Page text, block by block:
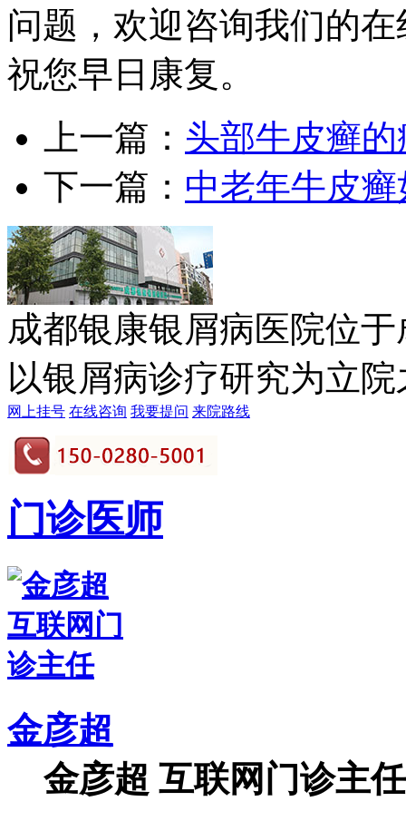
问题，欢迎咨询我们的
祝您早日康复。
上一篇： 头部牛皮癣
下一篇： 中老年牛皮
成都银康银屑病医院位
以银屑病诊疗研究为立院
网上挂号 在线咨询 我要提问 来院路线
门诊医师
金彦超
金彦超 互联网门诊主